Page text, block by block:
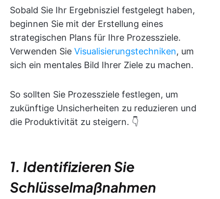
Sobald Sie Ihr Ergebnisziel festgelegt haben,
beginnen Sie mit der Erstellung eines
strategischen Plans für Ihre Prozessziele.
Verwenden Sie Visualisierungstechniken, um
sich ein mentales Bild Ihrer Ziele zu machen.
So sollten Sie Prozessziele festlegen, um
zukünftige Unsicherheiten zu reduzieren und
die Produktivität zu steigern. 👇
1. Identifizieren Sie
Schlüsselmaßnahmen